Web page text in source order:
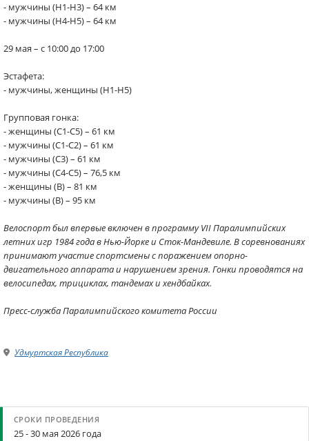
- мужчины (Н1-Н3) – 64 км
- мужчины (Н4-Н5) – 64 км
29 мая – с 10:00 до 17:00
Эстафета:
- мужчины, женщины (Н1-Н5)
Групповая гонка:
- женщины (С1-С5) – 61 км
- мужчины (С1-С2) – 61 км
- мужчины (С3) – 61 км
- мужчины (С4-С5) – 76,5 км
- женщины (В) – 81 км
- мужчины (В) – 95 км
Велоспорт был впервые включен в программу VII Паралимпийских
летних игр 1984 года в Нью-Йорке и Сток-Мандевиле. В соревнованиях
принимают участие спортсмены с поражением опорно-
двигательного аппарата и нарушением зрения. Гонки проводятся на
велосипедах, трициклах, тандемах и хендбайках.
Пресс-служба Паралимпийского комитета России
Удмуртская Республика
25 - 30 мая 2026 года